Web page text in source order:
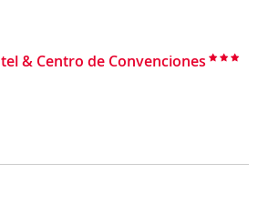
& Centro de Convenciones